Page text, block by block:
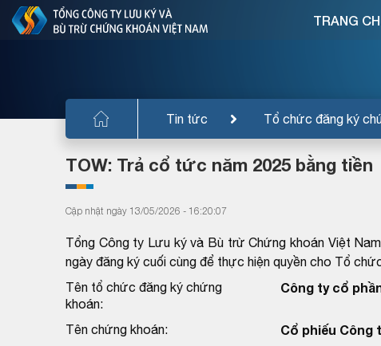
Tin tức Tổ chức đăng ký
TRANG
TOW: Trả cổ tức năm 2025 bằng tiền
Cập nhật ngày 13/05/2026 - 16:20:07
Tổng Công ty Lưu ký và Bù trừ Chứng khoán Việt
ngày đăng ký cuối cùng để thực hiện quyền cho Tổ
Tên tổ chức đăng ký chứng
khoán:
Công ty cổ
Tên chứng khoán: Cổ phiếu Công